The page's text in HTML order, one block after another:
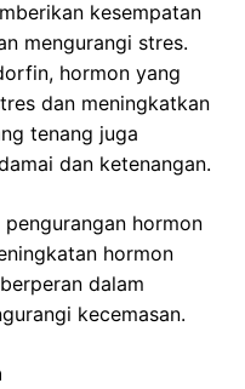
kesempatan
mengurangi stres.
hormon yang
dan meningkatkan
tenang juga
dan ketenangan.
hormon
hormon
dalam
kecemasan.